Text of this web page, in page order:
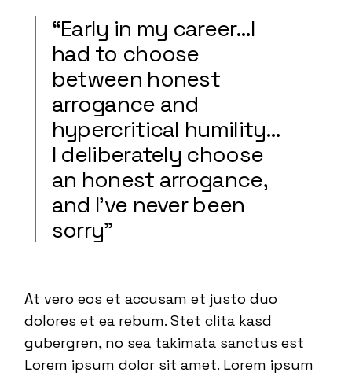
“Early in my career…I
had to choose
between honest
arrogance and
hypercritical humility…
I deliberately choose
an honest arrogance,
and I’ve never been
sorry”
At vero eos et accusam et justo duo
dolores et ea rebum. Stet clita kasd
gubergren, no sea takimata sanctus est
Lorem ipsum dolor sit amet. Lorem ipsum